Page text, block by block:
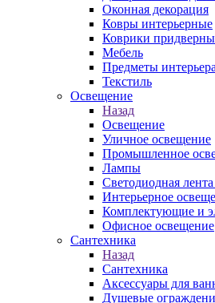
Оконная декорация
Ковры интерьерные
Коврики
Мебель
Предметы интерьера
Текстиль
Освещение
Назад
Освещение
Уличное освещение
Промышленное
Лампы
Светодиодная
Интерьерное
Комплектующие и
Офисное освещение
Сантехника
Назад
Сантехника
Аксессуары для
Душевые